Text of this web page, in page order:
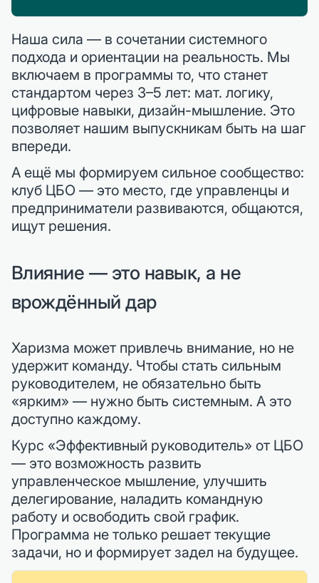
Наша сила — в сочетании системного
подхода и ориентации на реальность. Мы
включаем в программы то, что станет
стандартом через 3–5 лет: мат. логику,
цифровые навыки, дизайн-мышление. Это
позволяет нашим выпускникам быть на шаг
впереди.
А ещё мы формируем сильное сообщество:
клуб ЦБО — это место, где управленцы и
предприниматели развиваются, общаются,
ищут решения.
Влияние — это навык, а не
врождённый дар
Харизма может привлечь внимание, но не
удержит команду. Чтобы стать сильным
руководителем, не обязательно быть
«ярким» — нужно быть системным. А это
доступно каждому.
Курс «Эффективный руководитель» от ЦБО
— это возможность развить
управленческое мышление, улучшить
делегирование, наладить командную
работу и освободить свой график.
Программа не только решает текущие
задачи, но и формирует задел на будущее.